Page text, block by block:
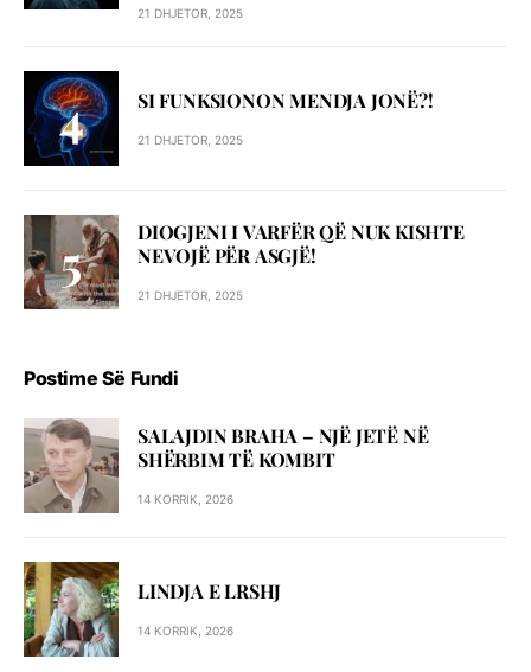
21 DHJETOR, 2025
SI FUNKSIONON MENDJA JONË?!
21 DHJETOR, 2025
DIOGJENI I VARFËR QË NUK KISHTE
NEVOJË PËR ASGJË!
21 DHJETOR, 2025
Postime Së Fundi
SALAJDIN BRAHA – NJЁ JETЁ NЁ
SHЁRBIM TЁ KOMBIT
14 KORRIK, 2026
LINDJA E LRSHJ
14 KORRIK, 2026